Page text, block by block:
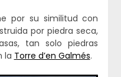
por su similitud con
por piedra seca,
tan solo piedras
la Torre d’en Galmés.